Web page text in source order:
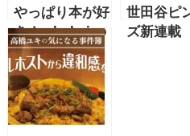
やっぱり本が好
き！ chelmico
ちゃんの読書の
秋。おすすめの
本、聞いちゃい
ました【2020
年9月号
世田谷ピ
ズ新連載